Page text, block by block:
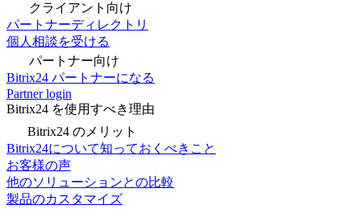
クライアント向け
パートナーディレクトリ
個人相談を受ける
パートナー向け
Bitrix24 パートナーになる
Partner login
Bitrix24 を使用すべき理由
Bitrix24 のメリット
Bitrix24について知っておくべきこと
お客様の声
他のソリューションとの比較
製品のカスタマイズ